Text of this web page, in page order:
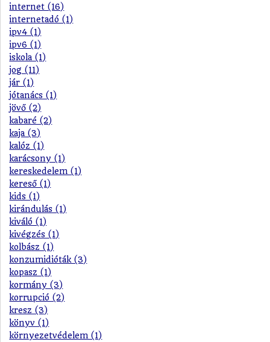
internet (16)
internetadó (1)
ipv4 (1)
ipv6 (1)
iskola (1)
jog (11)
jár (1)
jótanács (1)
jövő (2)
kabaré (2)
kaja (3)
kalóz (1)
karácsony (1)
kereskedelem (1)
kereső (1)
kids (1)
kirándulás (1)
kiváló (1)
kivégzés (1)
kolbász (1)
konzumidióták (3)
kopasz (1)
kormány (3)
korrupció (2)
kresz (3)
könyv (1)
környezetvédelem (1)